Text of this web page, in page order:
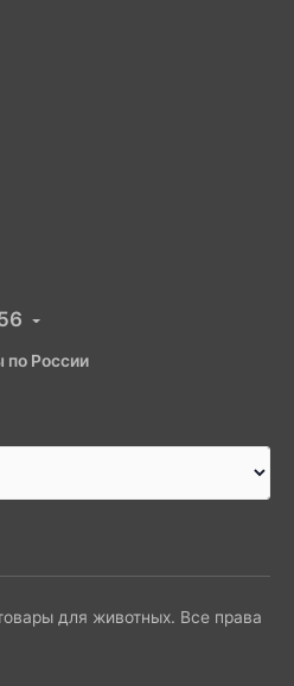
по России
для животных. Все права